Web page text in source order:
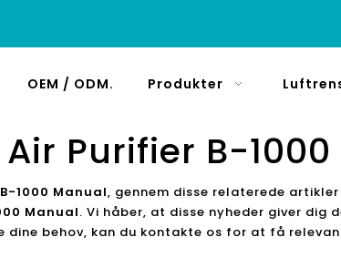
OEM / ODM. Produkter
Purifier B-
1000 Manual, gennem disse relaterede
Manual. Vi håber, at disse nyheder giver dig
dine behov, kan du kontakte os for at få